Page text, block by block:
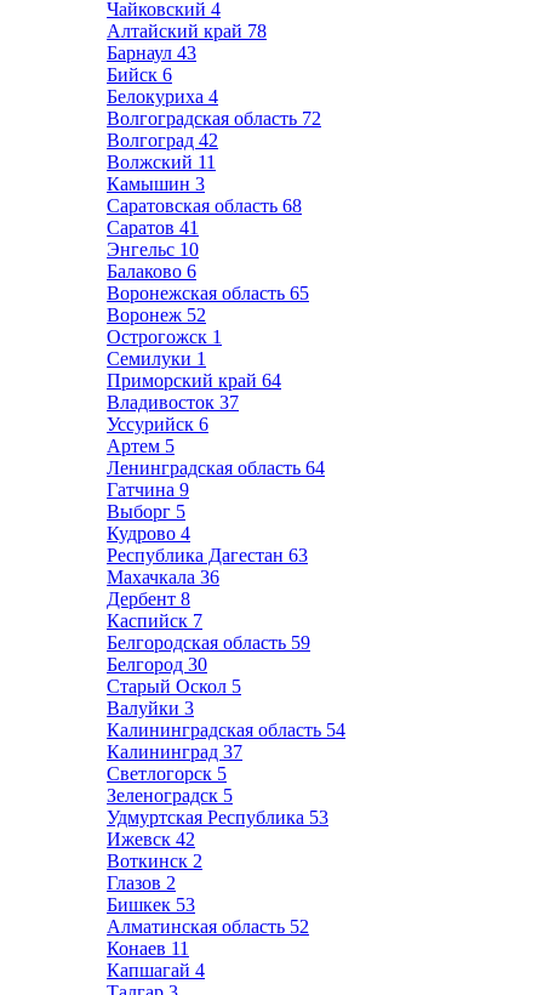
Чайковский 4
Алтайский край 78
Барнаул 43
Бийск 6
Белокуриха 4
Волгоградская область 72
Волгоград 42
Волжский 11
Камышин 3
Саратовская область 68
Саратов 41
Энгельс 10
Балаково 6
Воронежская область 65
Воронеж 52
Острогожск 1
Семилуки 1
Приморский край 64
Владивосток 37
Уссурийск 6
Артем 5
Ленинградская область 64
Гатчина 9
Выборг 5
Кудрово 4
Республика Дагестан 63
Махачкала 36
Дербент 8
Каспийск 7
Белгородская область 59
Белгород 30
Старый Оскол 5
Валуйки 3
Калининградская область 54
Калининград 37
Светлогорск 5
Зеленоградск 5
Удмуртская Республика 53
Ижевск 42
Воткинск 2
Глазов 2
Бишкек 53
Алматинская область 52
Конаев 11
Капшагай 4